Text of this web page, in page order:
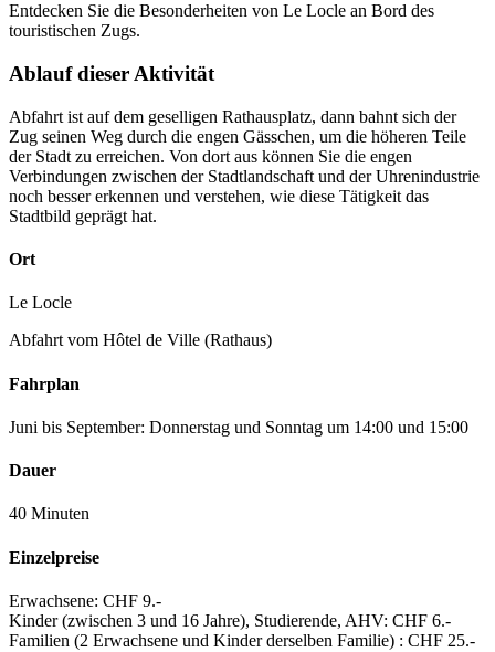
Entdecken Sie die Besonderheiten von Le Locle an Bord des
touristischen Zugs.
Ablauf dieser Aktivität
Abfahrt ist auf dem geselligen Rathausplatz, dann bahnt sich der
Zug seinen Weg durch die engen Gässchen, um die höheren Teile
der Stadt zu erreichen. Von dort aus können Sie die engen
Verbindungen zwischen der Stadtlandschaft und der Uhrenindustrie
noch besser erkennen und verstehen, wie diese Tätigkeit das
Stadtbild geprägt hat.
Ort
Le Locle
Abfahrt vom Hôtel de Ville (Rathaus)
Fahrplan
Juni bis September: Donnerstag und Sonntag um 14:00 und 15:00
Dauer
40 Minuten
Einzelpreise
Erwachsene: CHF 9.-
Kinder (zwischen 3 und 16 Jahre), Studierende, AHV: CHF 6.-
Familien (2 Erwachsene und Kinder derselben Familie) : CHF 25.-